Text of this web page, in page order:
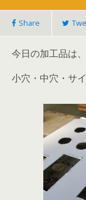
Share
今日の加工品は
小穴・中穴・サ